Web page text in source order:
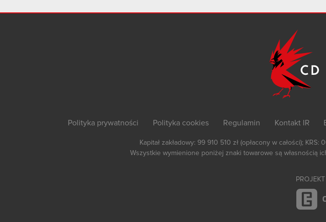
Polityka prywatności Polityka cookies Regulamin Kontakt IR
Kapitał zakładowy: 99 910 510 zł (opłacony w całości);
Wszystkie wymienione poniżej znaki towarowe są własnością